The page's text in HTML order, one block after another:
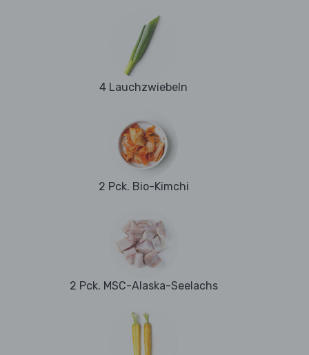
4 Lauchzwiebeln
2 Pck. Bio-Kimchi
2 Pck. MSC-Alaska-Seelachs